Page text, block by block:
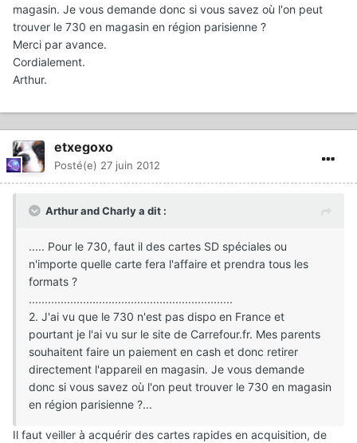
magasin. Je vous demande donc si vous savez où l'on peut
trouver le 730 en magasin en région parisienne ?
Merci par avance.
Cordialement.
Arthur.
etxegoxo
Posté(e) 27 juin 2012
Arthur and Charly a dit :
..... Pour le 730, faut il des cartes SD spéciales ou
n'importe quelle carte fera l'affaire et prendra tous les
formats ?
................................................................
2. J'ai vu que le 730 n'est pas dispo en France et
pourtant je l'ai vu sur le site de Carrefour.fr. Mes parents
souhaitent faire un paiement en cash et donc retirer
directement l'appareil en magasin. Je vous demande
donc si vous savez où l'on peut trouver le 730 en magasin
en région parisienne ?...
Il faut veiller à acquérir des cartes rapides en acquisition, de